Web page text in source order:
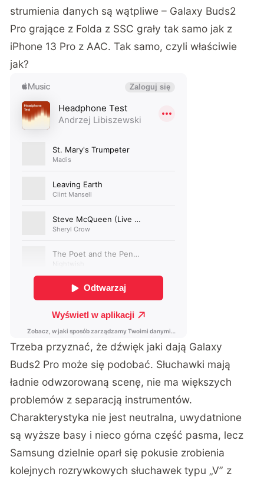
strumienia danych są wątpliwe – Galaxy Buds2
Pro grające z Folda z SSC grały tak samo jak z
iPhone 13 Pro z AAC. Tak samo, czyli właściwie
jak?
Trzeba przyznać, że dźwięk jaki dają Galaxy
Buds2 Pro może się podobać. Słuchawki mają
ładnie odwzorowaną scenę, nie ma większych
problemów z separacją instrumentów.
Charakterystyka nie jest neutralna, uwydatnione
są wyższe basy i nieco górna część pasma, lecz
Samsung dzielnie oparł się pokusie zrobienia
kolejnych rozrywkowych słuchawek typu „V” z